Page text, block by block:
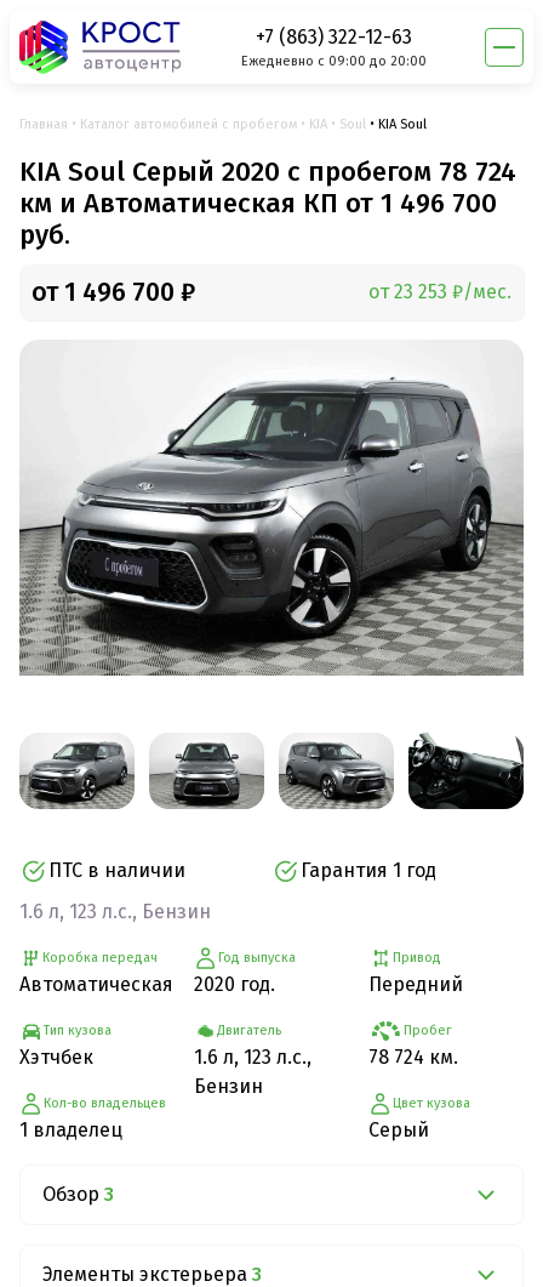
+7 (863) 322-12-63
Ежедневно с 09:00 до 20:00
Главная Каталог автомобилей с пробегом KIA Soul KIA Soul
KIA Soul Серый 2020 с пробегом 78 724
км и Автоматическая КП от 1 496 700
руб.
от 1 496 700 ₽ от 23 253 ₽/мес.
ПТС в наличии
Гарантия 1 год
1.6 л, 123 л.с., Бензин
Коробка передач
Автоматическая
Тип кузова
Хэтчбек
Кол-во владельцев
1 владелец
Год выпуска
2020 год.
Двигатель
1.6 л, 123 л.с.,
Бензин
Привод
Передний
Пробег
78 724 км.
Цвет кузова
Серый
Обзор 3
Элементы экстерьера 3